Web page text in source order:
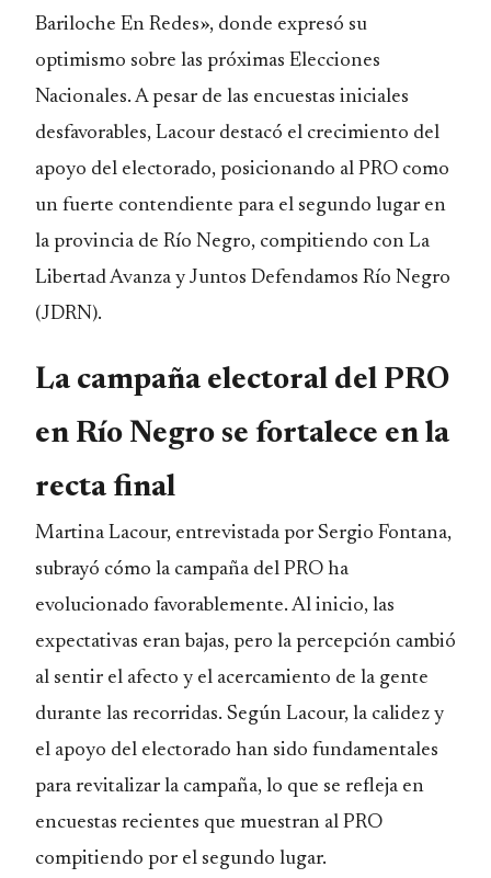
Bariloche En Redes», donde expresó su
optimismo sobre las próximas Elecciones
Nacionales. A pesar de las encuestas iniciales
desfavorables, Lacour destacó el crecimiento del
apoyo del electorado, posicionando al PRO como
un fuerte contendiente para el segundo lugar en
la provincia de Río Negro, compitiendo con La
Libertad Avanza y Juntos Defendamos Río Negro
(JDRN).
La campaña electoral del PRO
en Río Negro se fortalece en la
recta final
Martina Lacour, entrevistada por Sergio Fontana,
subrayó cómo la campaña del PRO ha
evolucionado favorablemente. Al inicio, las
expectativas eran bajas, pero la percepción cambió
al sentir el afecto y el acercamiento de la gente
durante las recorridas. Según Lacour, la calidez y
el apoyo del electorado han sido fundamentales
para revitalizar la campaña, lo que se refleja en
encuestas recientes que muestran al PRO
compitiendo por el segundo lugar.